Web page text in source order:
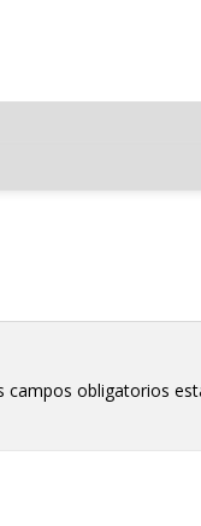
campos obligatorios